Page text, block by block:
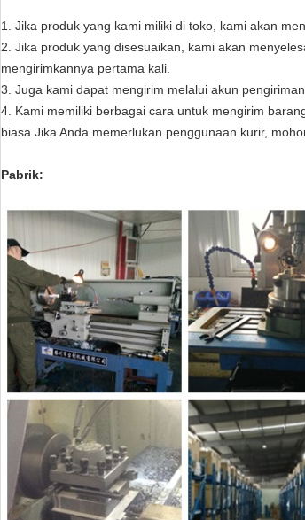
1. Jika produk yang kami miliki di toko, kami akan
2. Jika produk yang disesuaikan, kami akan
mengirimkannya pertama kali.
3. Juga kami dapat mengirim melalui akun pengiriman
4. Kami memiliki berbagai cara untuk mengirim
biasa.Jika Anda memerlukan penggunaan kurir,
Pabrik: